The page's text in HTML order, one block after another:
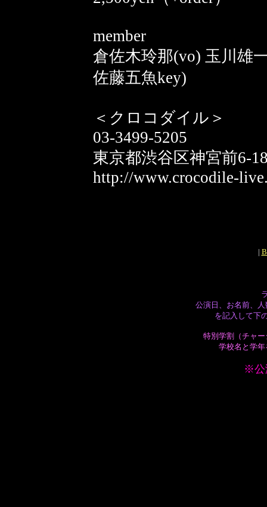
member
倉佐木玲那(vo) 玉川雄
佐藤五魚key)
＜クロコダイル＞
03-3499-5205
東京都渋谷区神宮前6-
http://www.crocodile-
|
公演日、お名前、
を記入して下
特別学割（チャ
学校名と学
※公